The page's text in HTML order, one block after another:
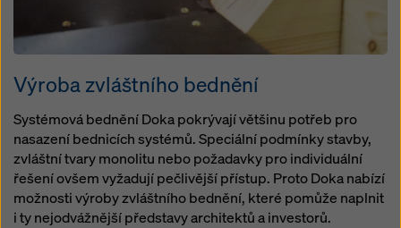
Výroba zvláštního bednění
Systémová bednění Doka pokrývají většinu potřeb pro
nasazení bednicích systémů. Speciální podmínky stavby,
zvláštní tvary monolitu nebo požadavky pro individuální
řešení ovšem vyžadují pečlivější přístup. Proto Doka nabízí
možnosti výroby zvláštního bednění, které pomůže naplnit
i ty nejodvážnější představy architektů a investorů.